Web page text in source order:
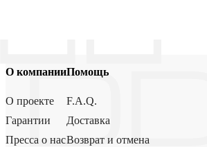
О компании
О проекте
Гарантии
Пресса о нас
Помощь
F.A.Q.
Доставка
Возврат и отмена